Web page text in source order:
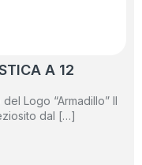
A 12
Logo “Armadillo” Il
dal […]